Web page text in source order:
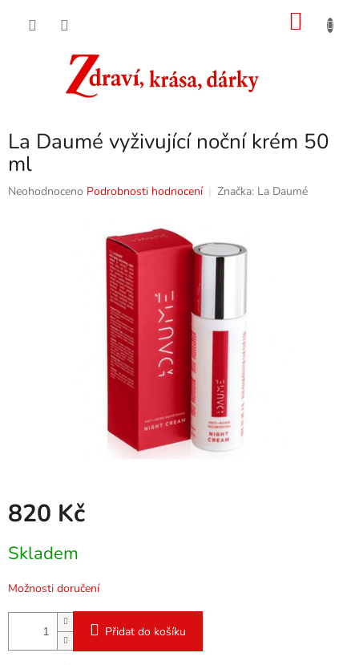
La Daumé vyživující noční krém 50
ml
Průměrné
Neohodnoceno Podrobnosti hodnocení Značka: La Daumé
820 Kč
cena:
Skladem
Možnosti doručení
Přidat do košíku